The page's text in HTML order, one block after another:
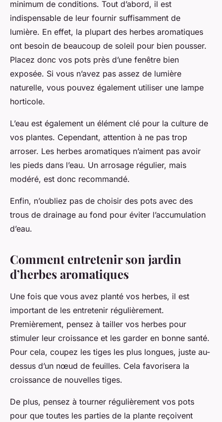
minimum de conditions. Tout d’abord, il est
indispensable de leur fournir suffisamment de
lumière. En effet, la plupart des herbes aromatiques
ont besoin de beaucoup de soleil pour bien pousser.
Placez donc vos pots près d’une fenêtre bien
exposée. Si vous n’avez pas assez de lumière
naturelle, vous pouvez également utiliser une lampe
horticole.
L’eau est également un élément clé pour la culture de
vos plantes. Cependant, attention à ne pas trop
arroser. Les herbes aromatiques n’aiment pas avoir
les pieds dans l’eau. Un arrosage régulier, mais
modéré, est donc recommandé.
Enfin, n’oubliez pas de choisir des pots avec des
trous de drainage au fond pour éviter l’accumulation
d’eau.
Comment entretenir son jardin
d’herbes aromatiques
Une fois que vous avez planté vos herbes, il est
important de les entretenir régulièrement.
Premièrement, pensez à tailler vos herbes pour
stimuler leur croissance et les garder en bonne santé.
Pour cela, coupez les tiges les plus longues, juste au-
dessus d’un nœud de feuilles. Cela favorisera la
croissance de nouvelles tiges.
De plus, pensez à tourner régulièrement vos pots
pour que toutes les parties de la plante reçoivent